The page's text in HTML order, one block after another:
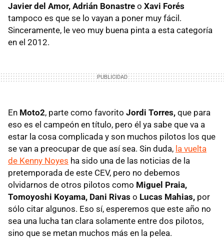
Javier del Amor, Adrián Bonastre o Xavi Forés
tampoco es que se lo vayan a poner muy fácil.
Sinceramente, le veo muy buena pinta a esta categoría
en el 2012.
En Moto2, parte como favorito Jordi Torres, que para
eso es el campeón en título, pero él ya sabe que va a
estar la cosa complicada y son muchos pilotos los que
se van a preocupar de que así sea. Sin duda, la vuelta
de Kenny Noyes ha sido una de las noticias de la
pretemporada de este CEV, pero no debemos
olvidarnos de otros pilotos como Miguel Praia,
Tomoyoshi Koyama, Dani Rivas o Lucas Mahias, por
sólo citar algunos. Eso sí, esperemos que este año no
sea una lucha tan clara solamente entre dos pilotos,
sino que se metan muchos más en la pelea.